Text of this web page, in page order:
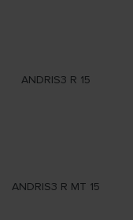
ANDRIS3 R 15
ANDRIS3 R MT 15